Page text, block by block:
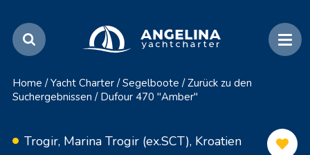
Home / Yacht Charter / Segelboote / Zurück zu den
Suchergebnissen / Dufour 470 "Amber"
Trogir, Marina Trogir (ex.SCT), Kroatien